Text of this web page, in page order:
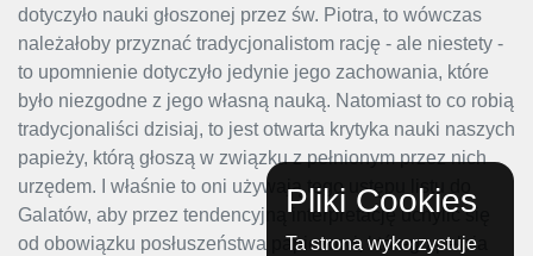
dotyczyło nauki głoszonej przez św. Piotra, to wówczas
należałoby przyznać tradycjonalistom rację - ale niestety -
to upomnienie dotyczyło jedynie jego zachowania, które
było niezgodne z jego własną nauką. Natomiast to co robią
tradycjonaliści dzisiaj, to jest otwarta krytyka nauki naszych
papieży, którą głoszą w związku z pełnionym przez nich
urzędem. I właśnie to oni używają tego ustępu listu do
Galatów, aby przez tendencyjną interpretację uchylić się
od obowiązku posłuszeństwa papieżowi, którego pełnia
Pliki Cookies
Ta strona wykorzystuje